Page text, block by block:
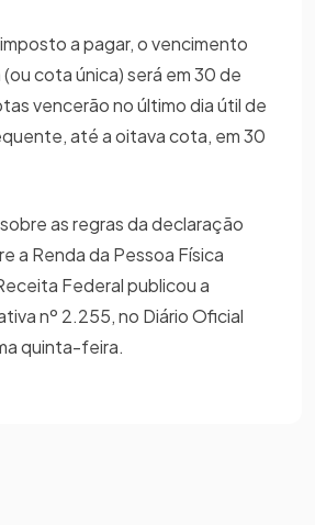
a pagar, o vencimento
cota única) será em 30 de
vencerão no último dia útil de
até a oitava cota, em 30
as regras da declaração
a Renda da Pessoa Física
Federal publicou a
nº 2.255, no Diário Oficial
quinta-feira.